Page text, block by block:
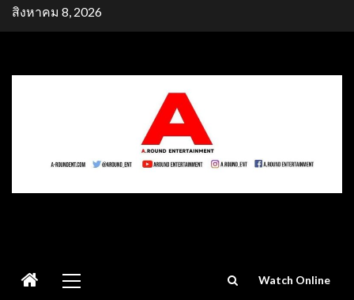
Skipสิงหาคม 8, 2026
Menu
Watch Online